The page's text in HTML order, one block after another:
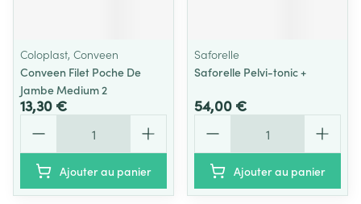
Coloplast, Conveen
Conveen Filet Poche De
Jambe Medium 2
13,30 €
Ajouter au panier
Saforelle
Saforelle Pelvi-tonic +
54,00 €
Ajouter au panier